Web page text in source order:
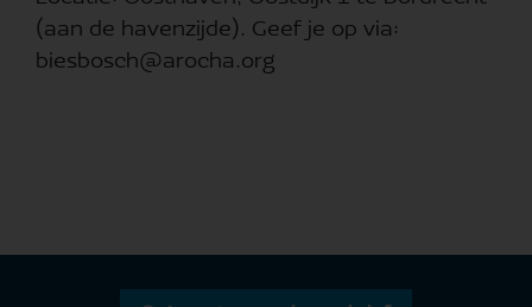
(aan de havenzijde). Geef je op via:
biesbosch@arocha.org